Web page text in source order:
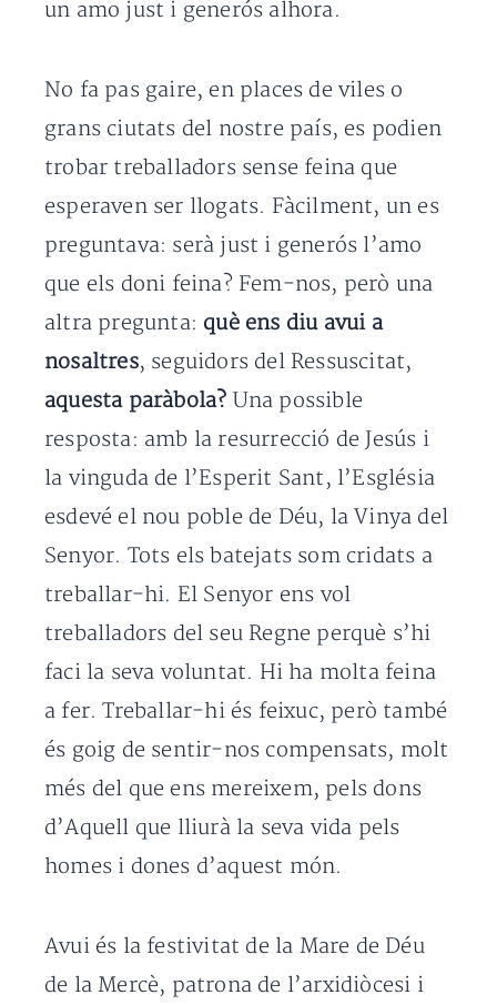
un amo just i generós alhora.
No fa pas gaire, en places de viles o
grans ciutats del nostre país, es podien
trobar treballadors sense feina que
esperaven ser llogats. Fàcilment, un es
preguntava: serà just i generós l’amo
que els doni feina? Fem-nos, però una
altra pregunta: què ens diu avui a
nosaltres, seguidors del Ressuscitat,
aquesta paràbola? Una possible
resposta: amb la resurrecció de Jesús i
la vinguda de l’Esperit Sant, l’Església
esdevé el nou poble de Déu, la Vinya del
Senyor. Tots els batejats som cridats a
treballar-hi. El Senyor ens vol
treballadors del seu Regne perquè s’hi
faci la seva voluntat. Hi ha molta feina
a fer. Treballar-hi és feixuc, però també
és goig de sentir-nos compensats, molt
més del que ens mereixem, pels dons
d’Aquell que lliurà la seva vida pels
homes i dones d’aquest món.
Avui és la festivitat de la Mare de Déu
de la Mercè, patrona de l’arxidiòcesi i